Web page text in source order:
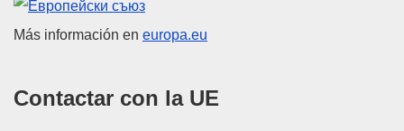
Más información en europa.eu
Contactar con la UE